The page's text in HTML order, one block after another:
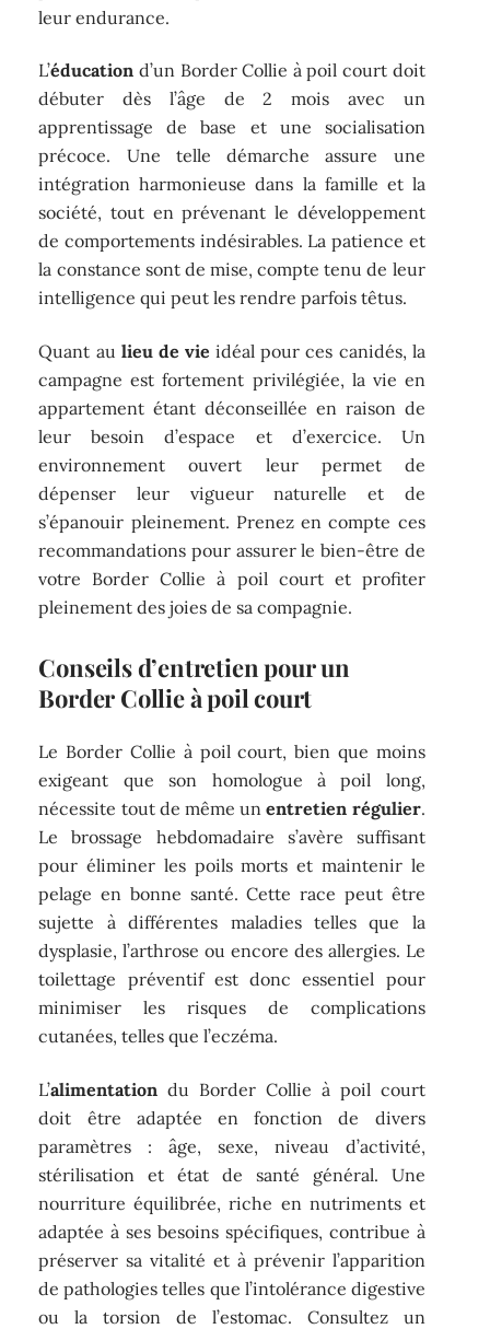
leur endurance.
L’éducation d’un Border Collie à poil court doit
débuter dès l’âge de 2 mois avec un
apprentissage de base et une socialisation
précoce. Une telle démarche assure une
intégration harmonieuse dans la famille et la
société, tout en prévenant le développement
de comportements indésirables. La patience et
la constance sont de mise, compte tenu de leur
intelligence qui peut les rendre parfois têtus.
Quant au lieu de vie idéal pour ces canidés, la
campagne est fortement privilégiée, la vie en
appartement étant déconseillée en raison de
leur besoin d’espace et d’exercice. Un
environnement ouvert leur permet de
dépenser leur vigueur naturelle et de
s’épanouir pleinement. Prenez en compte ces
recommandations pour assurer le bien-être de
votre Border Collie à poil court et profiter
pleinement des joies de sa compagnie.
Conseils d’entretien pour un
Border Collie à poil court
Le Border Collie à poil court, bien que moins
exigeant que son homologue à poil long,
nécessite tout de même unentretien régulier.
Le brossage hebdomadaire s’avère suffisant
pour éliminer les poils morts et maintenir le
pelage en bonne santé. Cette race peut être
sujette à différentes maladies telles que la
dysplasie, l’arthrose ou encore des allergies. Le
toilettage préventif est donc essentiel pour
minimiser les risques de complications
cutanées, telles que l’eczéma.
L’alimentation du Border Collie à poil court
doit être adaptée en fonction de divers
paramètres : âge, sexe, niveau d’activité,
stérilisation et état de santé général. Une
nourriture équilibrée, riche en nutriments et
adaptée à ses besoins spécifiques, contribue à
préserver sa vitalité et à prévenir l’apparition
de pathologies telles que l’intolérance digestive
ou la torsion de l’estomac. Consultez un